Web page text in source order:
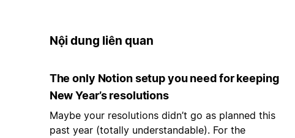
Nội dung liên quan
The only Notion setup you need for keeping
New Year’s resolutions
Maybe your resolutions didn’t go as planned this
past year (totally understandable). For the